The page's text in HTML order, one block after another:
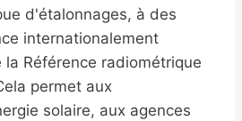
d'étalonnages, à des
internationalement
la Référence radiométrique
permet aux
solaire, aux agences